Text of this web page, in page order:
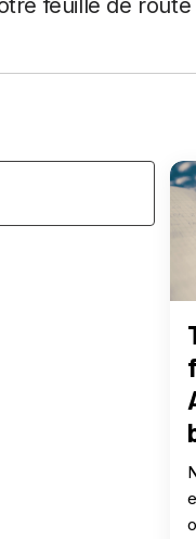
feuille de